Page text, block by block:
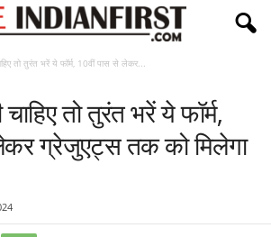
तो तुरंत भरें ये फॉर्म, 10वीं पास से लेकर...
तो तुरंत भरें ये फॉर्म,
ग्रेजुएट्स तक को मिलेगा